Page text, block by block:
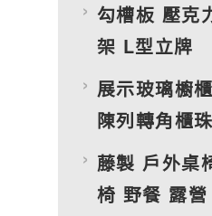
勾槽板 壓克
架 L型立牌
展示玻璃櫥
陳列轉角櫃
藤製 戶外桌
椅 野餐 露營